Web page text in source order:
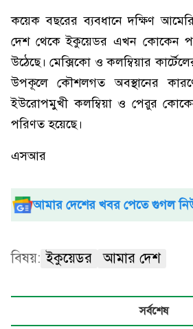
কয়েক বছরের ব্যবধানে দক্ষিণ
দেশ থেকে ইকুয়েডর এখন কোকেন
উঠেছে। মেক্সিকো ও কলম্বিয়ার
উপকূলে কৌশলগত অবস্থানের
ইউরোপমুখী কলম্বিয়া ও পেরুর কোকেন
পরিণত হয়েছে।
এসআর
আমার দেশের খবর পেতে গুগল
বিষয়: ইকুয়েডর আমার দেশ
সর্বশেষ